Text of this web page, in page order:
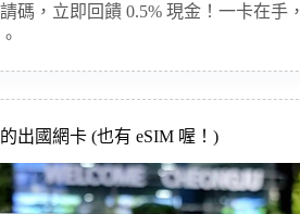
碼，立即回饋 0.5% 現金！一卡在手，
出國網卡 (也有 eSIM 喔！)